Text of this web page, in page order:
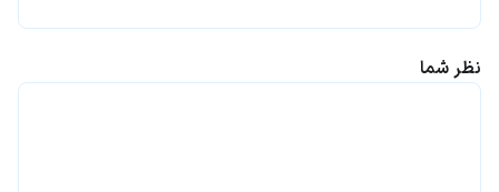
نظر شما